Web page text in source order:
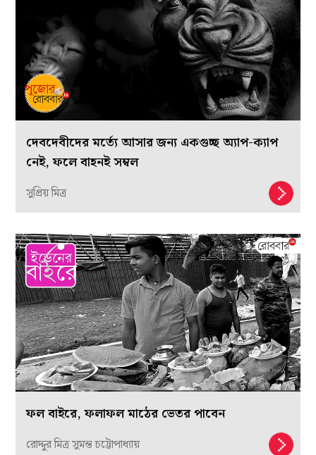
দেবদেবীদের মর্ত্যে আসার জন্য একগুচ্ছ অ্যাপ-ক্যাপ
নেই, ফলে বাহনই সম্বল
সুপ্রিয় মিত্র
ফল বাইরে, ফলাফল মাঠের ভেতর পাবেন
রোদ্দুর মিত্র সুমন্ত চট্টোপাধ্যায়